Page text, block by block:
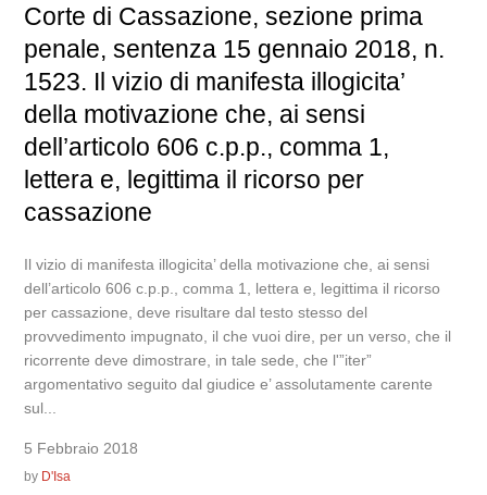
Corte di Cassazione, sezione prima
penale, sentenza 15 gennaio 2018, n.
1523. Il vizio di manifesta illogicita’
della motivazione che, ai sensi
dell’articolo 606 c.p.p., comma 1,
lettera e, legittima il ricorso per
cassazione
Il vizio di manifesta illogicita’ della motivazione che, ai sensi
dell’articolo 606 c.p.p., comma 1, lettera e, legittima il ricorso
per cassazione, deve risultare dal testo stesso del
provvedimento impugnato, il che vuoi dire, per un verso, che il
ricorrente deve dimostrare, in tale sede, che l'”iter”
argomentativo seguito dal giudice e’ assolutamente carente
sul...
5 Febbraio 2018
by D'Isa